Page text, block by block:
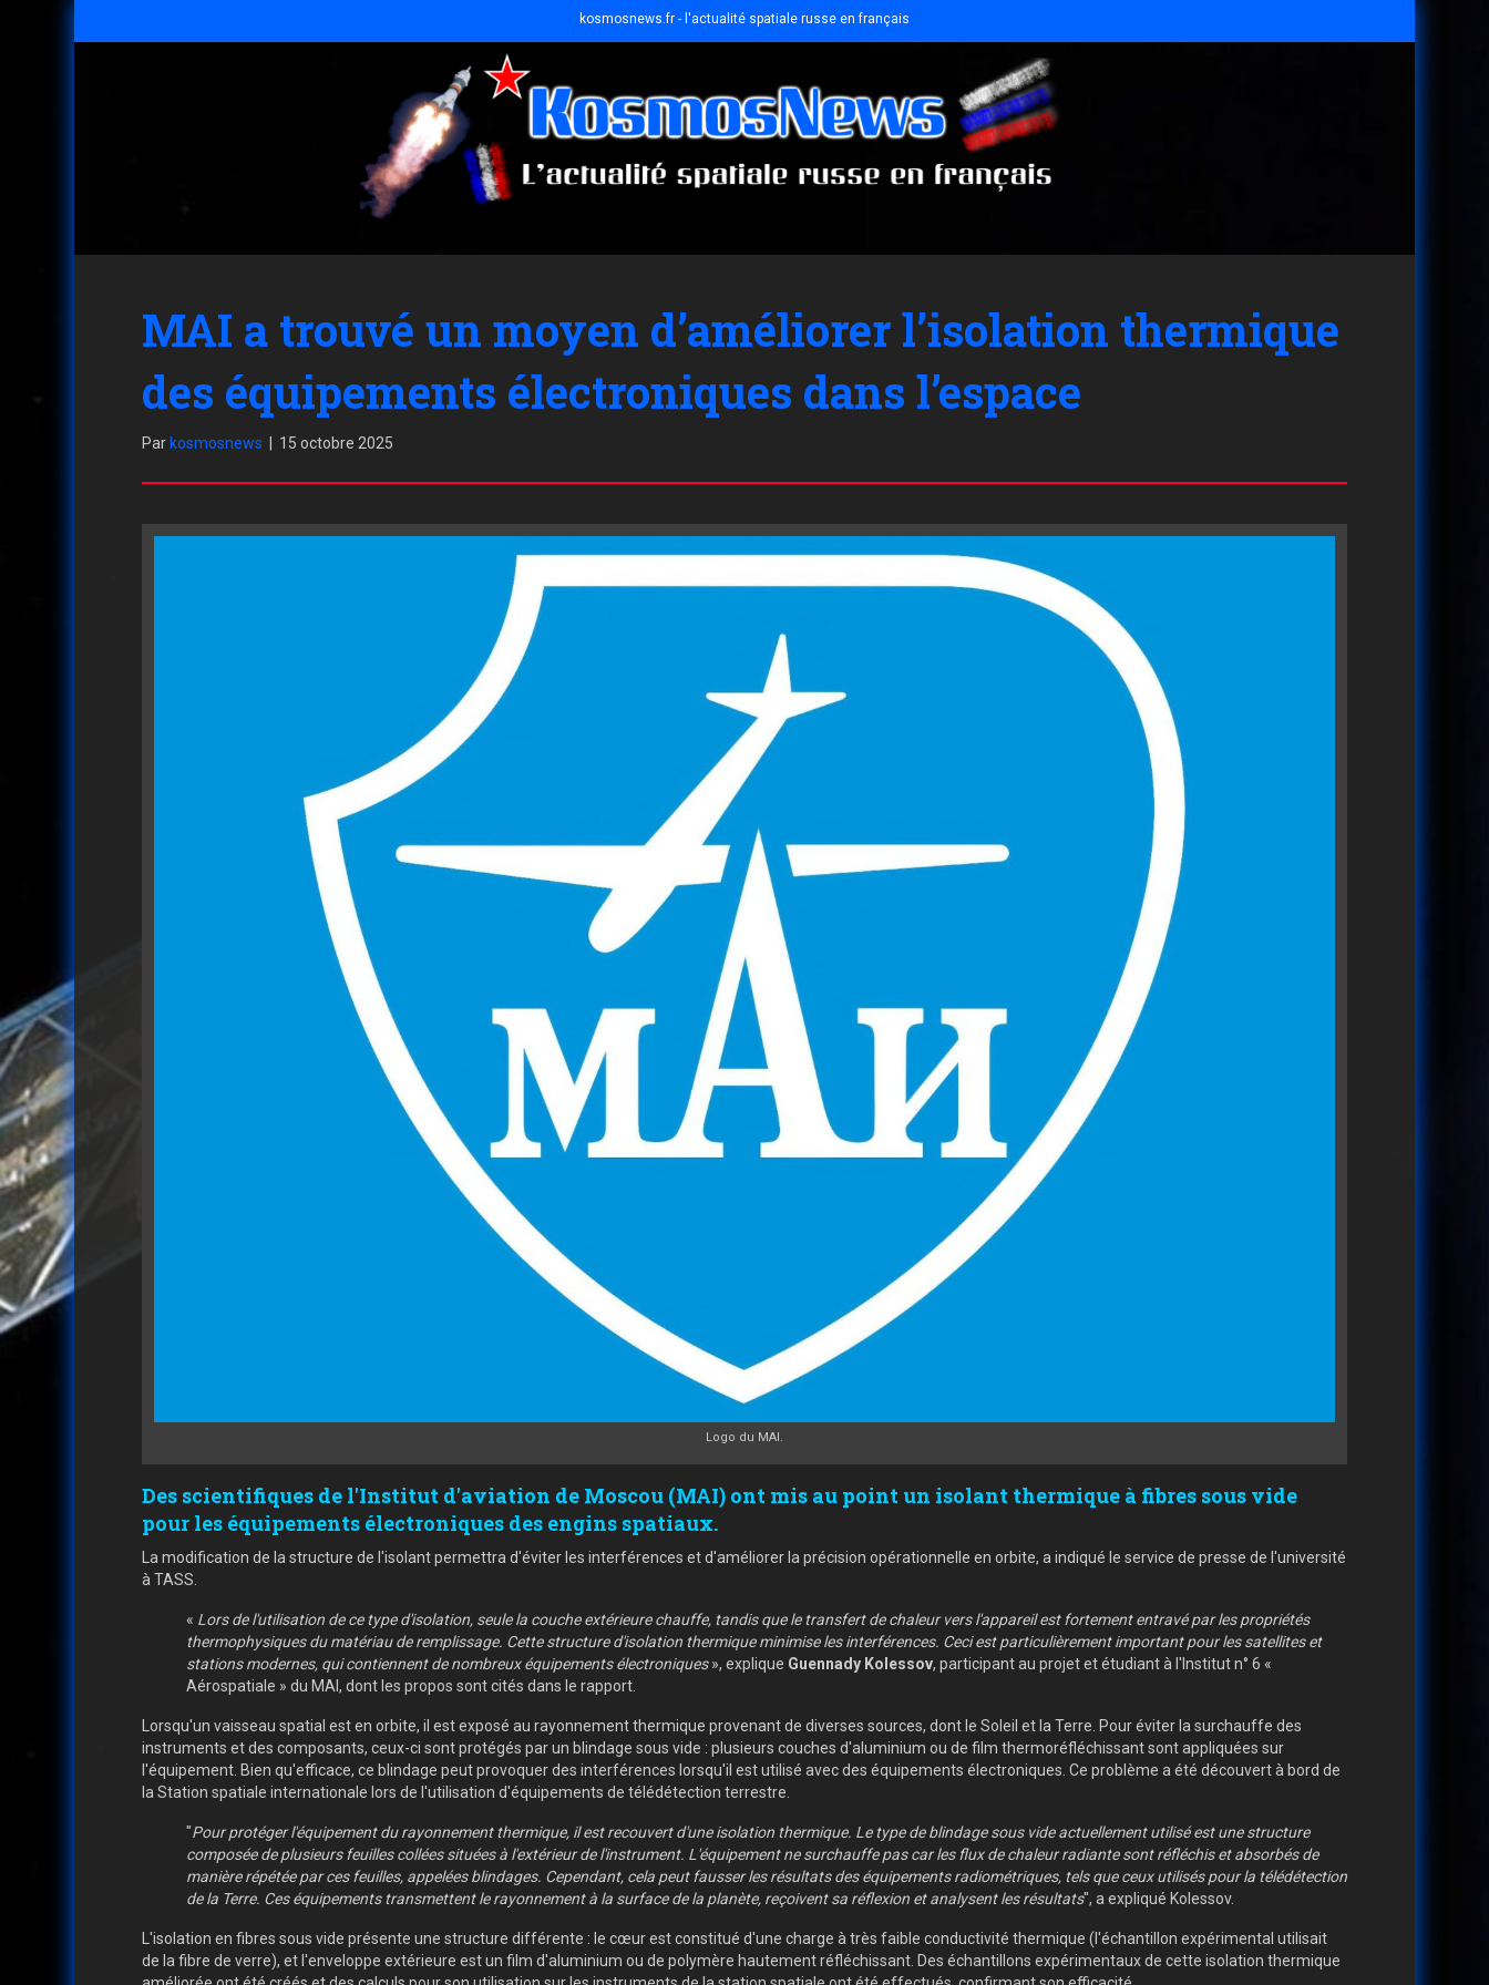
kosmosnews.fr - l'actualité spatiale russe en français
MAI a trouvé un moyen d’améliorer l’isolation thermique
des équipements électroniques dans l’espace
Par kosmosnews 15 octobre 2025
Logo du MAI.
Des scientifiques de l'Institut d'aviation de Moscou (MAI) ont mis au point un isolant thermique à fibres sous vide
pour les équipements électroniques des engins spatiaux.
La modification de la structure de l'isolant permettra d'éviter les interférences et d'améliorer la précision opérationnelle en orbite, a indiqué le service de presse de l'université
à TASS.
« Lors de l'utilisation de ce type d'isolation, seule la couche extérieure chauffe, tandis que le transfert de chaleur vers l'appareil est fortement entravé par les propriétés
thermophysiques du matériau de remplissage. Cette structure d'isolation thermique minimise les interférences. Ceci est particulièrement important pour les satellites et
stations modernes, qui contiennent de nombreux équipements électroniques», explique Guennady Kolessov, participant au projet et étudiant à l'Institut n° 6 «
Aérospatiale » du MAI, dont les propos sont cités dans le rapport.
Lorsqu'un vaisseau spatial est en orbite, il est exposé au rayonnement thermique provenant de diverses sources, dont le Soleil et la Terre. Pour éviter la surchauffe des
instruments et des composants, ceux-ci sont protégés par un blindage sous vide : plusieurs couches d'aluminium ou de film thermoréfléchissant sont appliquées sur
l'équipement. Bien qu'efficace, ce blindage peut provoquer des interférences lorsqu'il est utilisé avec des équipements électroniques. Ce problème a été découvert à bord de
la Station spatiale internationale lors de l'utilisation d'équipements de télédétection terrestre.
"Pour protéger l'équipement du rayonnement thermique, il est recouvert d'une isolation thermique. Le type de blindage sous vide actuellement utilisé est une structure
composée de plusieurs feuilles collées situées à l'extérieur de l'instrument. L'équipement ne surchauffe pas car les flux de chaleur radiante sont réfléchis et absorbés de
manière répétée par ces feuilles, appelées blindages. Cependant, cela peut fausser les résultats des équipements radiométriques, tels que ceux utilisés pour la télédétection
de la Terre. Ces équipements transmettent le rayonnement à la surface de la planète, reçoivent sa réflexion et analysent les résultats", a expliqué Kolessov.
L'isolation en fibres sous vide présente une structure différente : le cœur est constitué d'une charge à très faible conductivité thermique (l'échantillon expérimental utilisait
de la fibre de verre), et l'enveloppe extérieure est un film d'aluminium ou de polymère hautement réfléchissant. Des échantillons expérimentaux de cette isolation thermique